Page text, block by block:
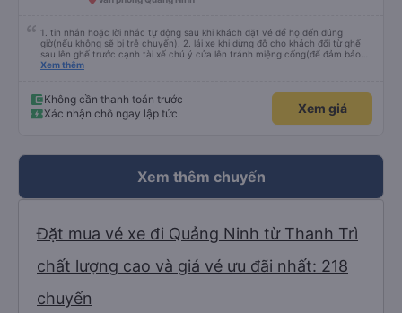
1. tin nhắn hoặc lời nhắc tự động sau khi khách đặt vé để họ đến đúng
giờ(nếu không sẽ bị trễ chuyến). 2. lái xe khi dừng đỗ cho khách đổi từ ghế
sau lên ghế trước cạnh tài xế chú ý cửa lên tránh miệng cống(để đảm bảo
an toàn cho khách- tại HN: miệng cống bằng sắt chữ nhật dạng ô lưới, cửa
Tng kịp 20h, để khách nối chuyến Xe 11 chỗ nên thoáng đãng.
Xem thêm
Không cần thanh toán trước
Xác nhận chỗ ngay lập tức
Xem giá
Xem thêm chuyến
Đặt mua vé xe đi Quảng Ninh từ Thanh Trì
chất lượng cao và giá vé ưu đãi nhất: 218
chuyến